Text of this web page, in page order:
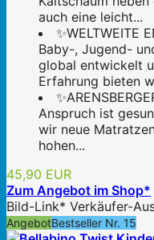
auch eine leicht...
✨WELTWEITE
Baby-, Jugend-
global entwickelt
Erfahrung bieten
Anspruch ist
wir neue
hohen...
45,90 EUR
Zum Angebot im Shop*
Bild-Link* Verkäufer-
AngebotBestseller Nr. 15